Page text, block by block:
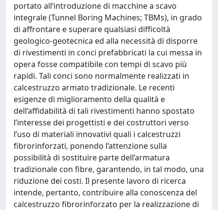
portato all’introduzione di macchine a scavo
integrale (Tunnel Boring Machines; TBMs), in grado
di affrontare e superare qualsiasi difficoltà
geologico-geotecnica ed alla necessità di disporre
di rivestimenti in conci prefabbricati la cui messa in
opera fosse compatibile con tempi di scavo più
rapidi. Tali conci sono normalmente realizzati in
calcestruzzo armato tradizionale. Le recenti
esigenze di miglioramento della qualità e
dell’affidabilità di tali rivestimenti hanno spostato
l’interesse dei progettisti e dei costruttori verso
l’uso di materiali innovativi quali i calcestruzzi
fibrorinforzati, ponendo l’attenzione sulla
possibilità di sostituire parte dell’armatura
tradizionale con fibre, garantendo, in tal modo, una
riduzione dei costi. Il presente lavoro di ricerca
intende, pertanto, contribuire alla conoscenza del
calcestruzzo fibrorinforzato per la realizzazione di